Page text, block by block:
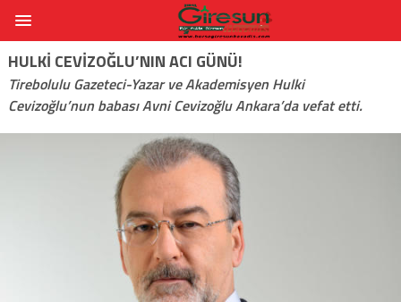
HULKI CEVIZOĞLU’NIN ACI GÜNÜ!
Tirebolulu Gazeteci-Yazar ve Akademisyen Hulki
Cevizoğlu’nun babası Avni Cevizoğlu Ankara’da vefat etti.